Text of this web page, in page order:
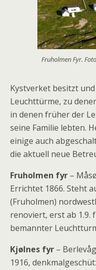
Fruholmen Fyr.
Kystverket besitzt
Leuchttürme, zu
in denen früher der
seine Familie lebten.
einige auch
die aktuell neue
Fruholmen fyr –
Errichtet 1866. Steht
(Fruholmen)
renoviert, erst ab 1.9.
bemannter Leuchtturm
Kjølnes fyr –
1916,